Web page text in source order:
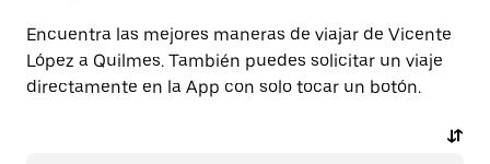
Encuentra las mejores maneras de viajar de Vicente
López a Quilmes. También puedes solicitar un viaje
directamente en la App con solo tocar un botón.